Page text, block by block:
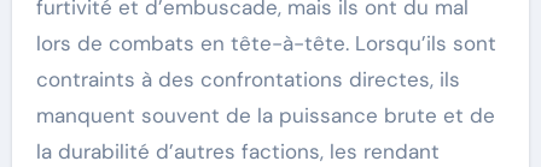
furtivité et d’embuscade, mais ils ont du mal
lors de combats en tête-à-tête. Lorsqu’ils sont
contraints à des confrontations directes, ils
manquent souvent de la puissance brute et de
la durabilité d’autres factions, les rendant